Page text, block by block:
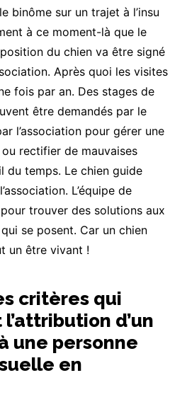
binôme sur un trajet à l’insu
à ce moment-là que le
du chien va être signé
Après quoi les visites
fois par an. Des stages de
être demandés par le
l’association pour gérer une
rectifier de mauvaises
du temps. Le chien guide
L’équipe de
trouver des solutions aux
se posent. Car un chien
un être vivant !
critères qui
d’un
une personne
en